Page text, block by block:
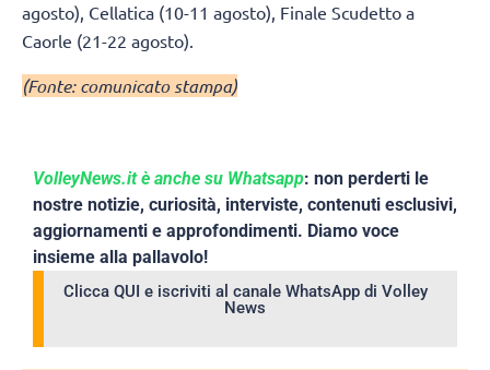
agosto), Cellatica (10-11 agosto), Finale Scudetto a
Caorle (21-22 agosto).
(Fonte: comunicato stampa)
VolleyNews.it è anche su Whatsapp: non perderti le
nostre notizie, curiosità, interviste, contenuti esclusivi,
aggiornamenti e approfondimenti. Diamo voce
insieme alla pallavolo!
Clicca QUI e iscriviti al canale WhatsApp di Volley
News